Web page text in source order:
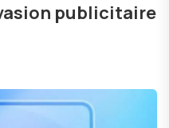
publicitaire